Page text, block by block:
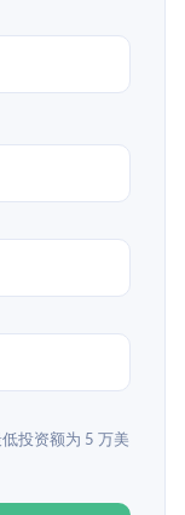
投资额为 5 万美